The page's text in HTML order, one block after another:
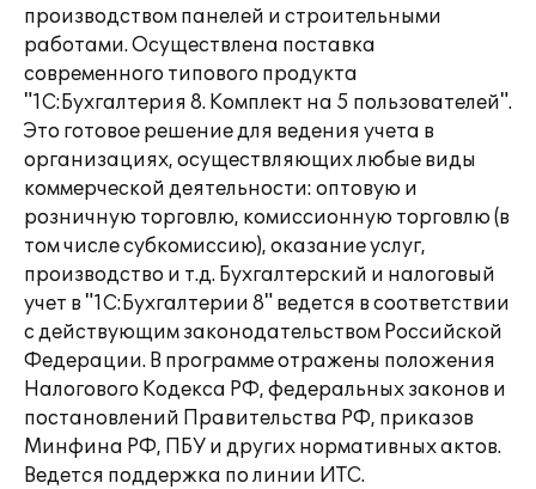
производством панелей и строительными
работами. Осуществлена поставка
современного типового продукта
"1С:Бухгалтерия 8. Комплект на 5 пользователей".
Это готовое решение для ведения учета в
организациях, осуществляющих любые виды
коммерческой деятельности: оптовую и
розничную торговлю, комиссионную торговлю (в
том числе субкомиссию), оказание услуг,
производство и т.д. Бухгалтерский и налоговый
учет в "1С:Бухгалтерии 8" ведется в соответствии
с действующим законодательством Российской
Федерации. В программе отражены положения
Налогового Кодекса РФ, федеральных законов и
постановлений Правительства РФ, приказов
Минфина РФ, ПБУ и других нормативных актов.
Ведется поддержка по линии ИТС.